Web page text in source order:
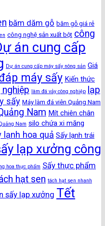
băm dăm gỗ băm gỗ giá rẻ
công nghệ sản xuất bột công
án cung cấp
Dự án cung cấp máy sấy nông sản Giá
máy sấy Kiến thức
làm đá vảy công nghiệp
lạp
sấy Máy làm đá viên Quảng Nam
Nam Mít chiên chân
Nam silo chứa xi măng
lạnh hoa quả Sấy lạnh trái
lạp xưởng công
hoa thực phẩm Sấy thực phẩm
hạt sen tách hạt sen nhanh
sấy lạp xưởng Tết